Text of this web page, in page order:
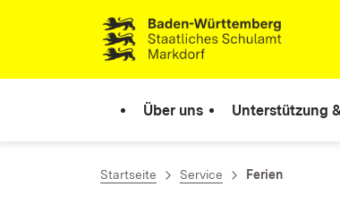
Zum Inhalt springen
Link zur Startseite
Über uns Unterstützung
Startseite Service Ferien